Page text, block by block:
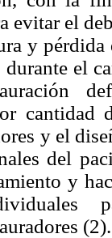
evitar el
y
el
cantidad
y el
del
y
(2).